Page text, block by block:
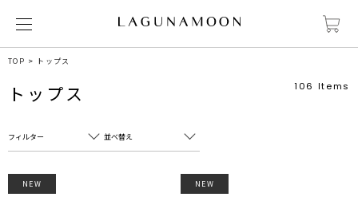
TOP トップス
トップス 106 Items
フィルター
フリーワード
並べ替え
売れ筋順
NEW NEW